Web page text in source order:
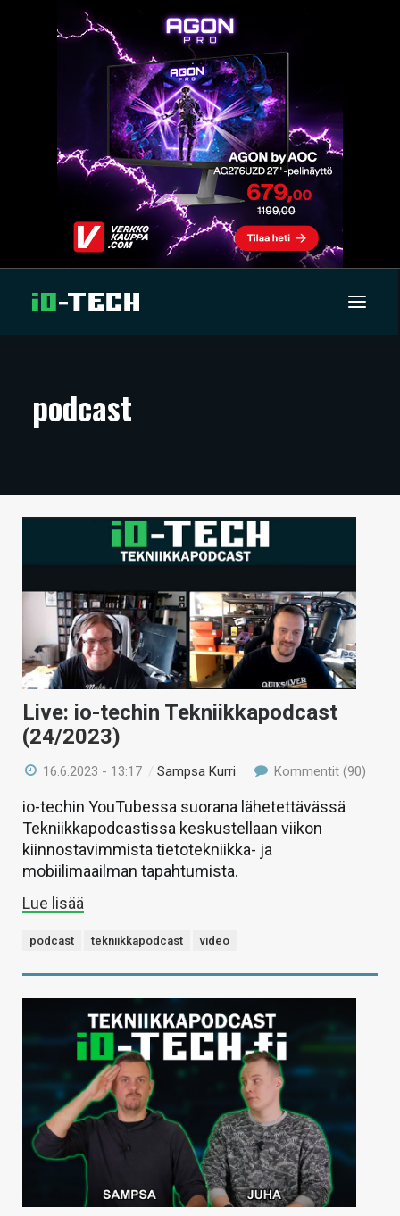
ARTIKKELIT
TECHBBS
KAUPPA
VAIHDA TEEMA
HAKU
podcast
Live: io-techin Tekniikkapodcast
(24/2023)
16.6.2023 - 13:17 /Sampsa Kurri Kommentit (90)
io-techin YouTubessa suorana lähetettävässä
Tekniikkapodcastissa keskustellaan viikon
kiinnostavimmista tietotekniikka- ja
mobiilimaailman tapahtumista.
Lue lisää
podcast tekniikkapodcast video